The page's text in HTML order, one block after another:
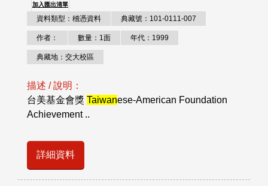
加入匯出清單
資料類型：稽憑資料 典藏號：101-0111-007
作者： 數量：1面 年代：1999
典藏地：交大校區
描述 / 說明：
台美基金會獎 Taiwanese-American Foundation
Achievement ..
詳細資料